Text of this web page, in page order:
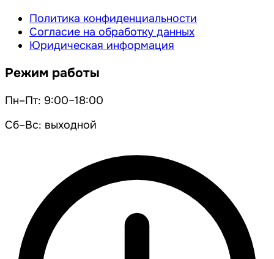
Политика конфиденциальности
Согласие на обработку данных
Юридическая информация
Режим работы
Пн–Пт: 9:00–18:00
Сб–Вс: выходной